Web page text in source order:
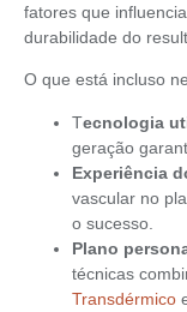
fatores que
durabilidade do
O que está incluso
Tecnologia
geração
Experiência
vascular no
o sucesso.
Plano
técnicas
Transdérmico